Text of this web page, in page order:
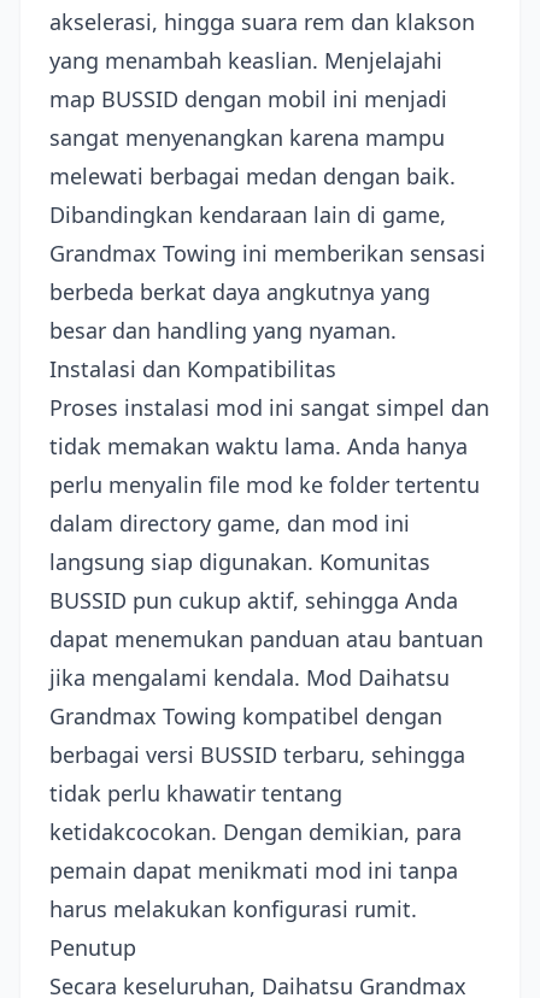
akselerasi, hingga suara rem dan klakson
yang menambah keaslian. Menjelajahi
map BUSSID dengan mobil ini menjadi
sangat menyenangkan karena mampu
melewati berbagai medan dengan baik.
Dibandingkan kendaraan lain di game,
Grandmax Towing ini memberikan sensasi
berbeda berkat daya angkutnya yang
besar dan handling yang nyaman.
Instalasi dan Kompatibilitas
Proses instalasi mod ini sangat simpel dan
tidak memakan waktu lama. Anda hanya
perlu menyalin file mod ke folder tertentu
dalam directory game, dan mod ini
langsung siap digunakan. Komunitas
BUSSID pun cukup aktif, sehingga Anda
dapat menemukan panduan atau bantuan
jika mengalami kendala. Mod Daihatsu
Grandmax Towing kompatibel dengan
berbagai versi BUSSID terbaru, sehingga
tidak perlu khawatir tentang
ketidakcocokan. Dengan demikian, para
pemain dapat menikmati mod ini tanpa
harus melakukan konfigurasi rumit.
Penutup
Secara keseluruhan, Daihatsu Grandmax